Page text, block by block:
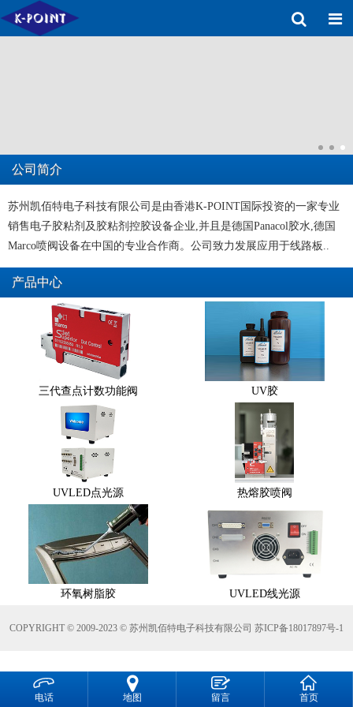
公司简介
苏州凯佰特电子科技有限公司是由香港K-POINT国际投资的一家专业
销售电子胶粘剂及胶粘剂控胶设备企业,并且是德国Panacol胶水,德国
Marco喷阀设备在中国的专业合作商。公司致力发展应用于线路板..
产品中心
三代查点计数功能阀 UV胶
UVLED点光源 热熔胶喷阀
环氧树脂胶 UVLED线光源
COPYRIGHT © 2009-2023 © 苏州凯佰特电子科技有限公司 苏ICP备18017897号-1

电话 地图

留言

首页